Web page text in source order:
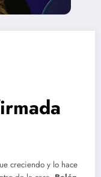
creciendo y lo hace